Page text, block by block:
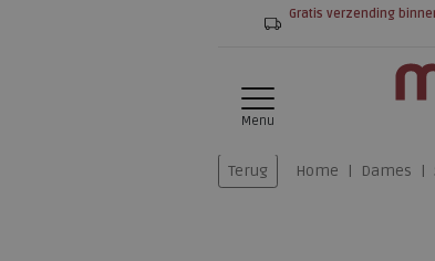
Gratis verzending
Menu
Terug Home Dames